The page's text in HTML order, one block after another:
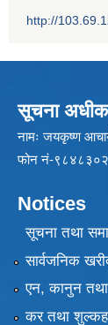
http://
सूचना
नामः जयकृष्ण
फोन नं-
Notices
सूचना तथा
सार्वजनिक
एन, कानुन तथा
कर तथा